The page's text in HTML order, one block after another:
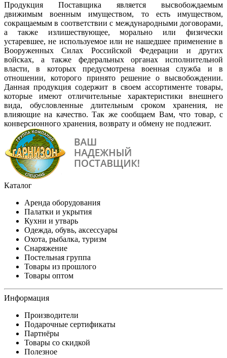
Продукция Поставщика является высвобождаемым
движимым военным имуществом, то есть имуществом,
сокращаемым в соответствии с международными договорами,
а также излишествующее, морально или физически
устаревшее, не используемое или не нашедшее применение в
Вооруженных Силах Российской Федерации и других
войсках, а также федеральных органах исполнительной
власти, в которых предусмотрена военная служба и в
отношении, которого принято решение о высвобождении.
Данная продукция содержит в своем ассортименте товары,
которые имеют отличительные характеристики внешнего
вида, обусловленные длительным сроком хранения, не
влияющие на качество. Так же сообщаем Вам, что товар, с
конверсионного хранения, возврату и обмену не подлежит.
Каталог
Аренда оборудования
Палатки и укрытия
Кухни и утварь
Одежда, обувь, аксессуары
Охота, рыбалка, туризм
Снаряжение
Постельная группа
Товары из прошлого
Товары оптом
Информация
Производители
Подарочные сертификаты
Партнёры
Товары со скидкой
Полезное